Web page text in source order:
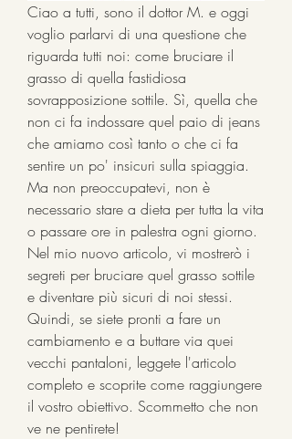
Ciao a tutti, sono il dottor M. e oggi
voglio parlarvi di una questione che
riguarda tutti noi: come bruciare il
grasso di quella fastidiosa
sovrapposizione sottile. Sì, quella che
non ci fa indossare quel paio di jeans
che amiamo così tanto o che ci fa
sentire un po' insicuri sulla spiaggia.
Ma non preoccupatevi, non è
necessario stare a dieta per tutta la vita
o passare ore in palestra ogni giorno.
Nel mio nuovo articolo, vi mostrerò i
segreti per bruciare quel grasso sottile
e diventare più sicuri di noi stessi.
Quindi, se siete pronti a fare un
cambiamento e a buttare via quei
vecchi pantaloni, leggete l'articolo
completo e scoprite come raggiungere
il vostro obiettivo. Scommetto che non
ve ne pentirete!